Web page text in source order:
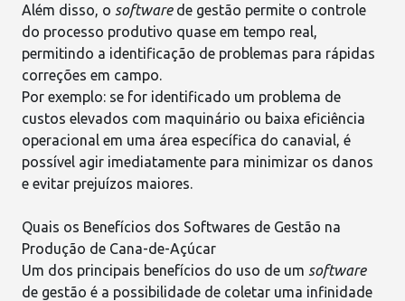
Além disso, o softwarede gestão permite o controle
do processo produtivo quase em tempo real,
permitindo a identificação de problemas para rápidas
correções em campo.
Por exemplo: se for identificado um problema de
custos elevados com maquinário ou baixa eficiência
operacional em uma área específica do canavial, é
possível agir imediatamente para minimizar os danos
e evitar prejuízos maiores.
Quais os Benefícios dos Softwares de Gestão na
Produção de Cana-de-Açúcar
Um dos principais benefícios do uso de um software
de gestão é a possibilidade de coletar uma infinidade